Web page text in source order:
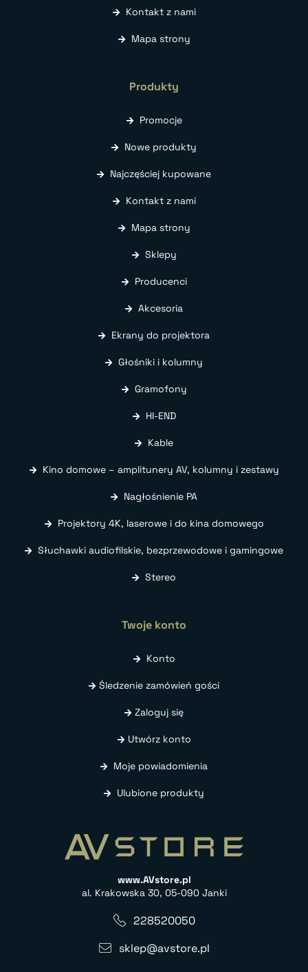
Kontakt z nami
Mapa strony
Produkty
Promocje
Nowe produkty
Najczęściej kupowane
Kontakt z nami
Mapa strony
Sklepy
Producenci
Akcesoria
Ekrany do projektora
Głośniki i kolumny
Gramofony
HI-END
Kable
Kino domowe – amplitunery AV, kolumny i zestawy
Nagłośnienie PA
Projektory 4K, laserowe i do kina domowego
Słuchawki audiofilskie, bezprzewodowe i gamingowe
Stereo
Twoje konto
Konto
Śledzenie zamówień gości
Zaloguj się
Utwórz konto
Moje powiadomienia
Ulubione produkty
www.AVstore.pl
al. Krakowska 30, 05-090 Janki
228520050
sklep@avstore.pl